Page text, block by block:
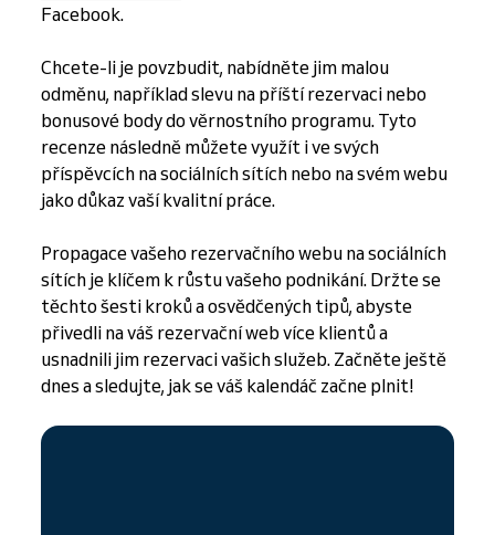
Facebook.
Chcete-li je povzbudit, nabídněte jim malou
odměnu, například slevu na příští rezervaci nebo
bonusové body do věrnostního programu. Tyto
recenze následně můžete využít i ve svých
příspěvcích na sociálních sítích nebo na svém webu
jako důkaz vaší kvalitní práce.
Propagace vašeho rezervačního webu na sociálních
sítích je klíčem k růstu vašeho podnikání. Držte se
těchto šesti kroků a osvědčených tipů, abyste
přivedli na váš rezervační web více klientů a
usnadnili jim rezervaci vašich služeb. Začněte ještě
dnes a sledujte, jak se váš kalendáč začne plnit!